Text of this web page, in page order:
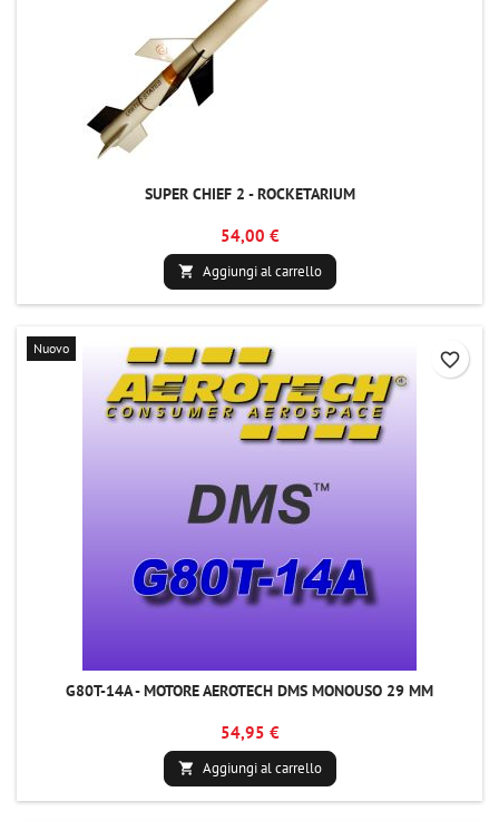
SUPER CHIEF 2 - ROCKETARIUM
54,00 €
 Aggiungi al carrello
Nuovo
G80T-14A - MOTORE AEROTECH DMS MONOUSO 29 MM
54,95 €
 Aggiungi al carrello
favorite_border